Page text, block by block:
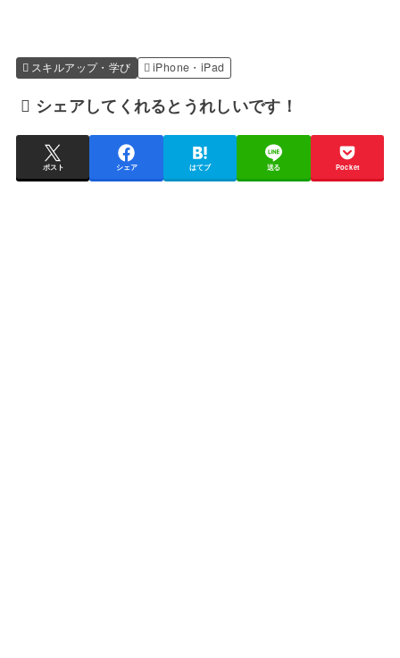
スキルアップ・学び iPhone・iPad
シェアしてくれるとうれしいです！
ポスト シェア はてブ 送る Pocket